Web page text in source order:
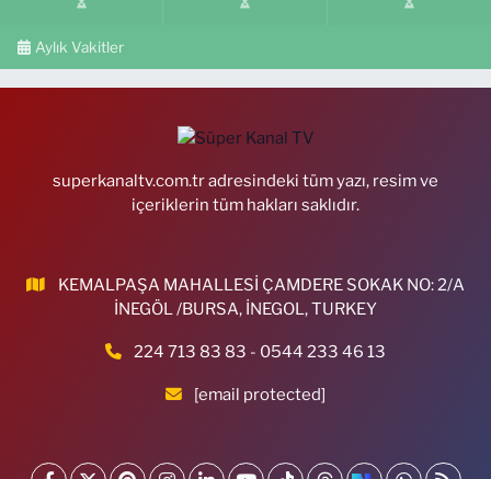
Aylık Vakitler
superkanaltv.com.tr adresindeki tüm yazı, resim ve
içeriklerin tüm hakları saklıdır.
KEMALPAŞA MAHALLESİ ÇAMDERE SOKAK NO: 2/A
İNEGÖL /BURSA, İNEGOL, TURKEY
224 713 83 83 - 0544 233 46 13
[email protected]